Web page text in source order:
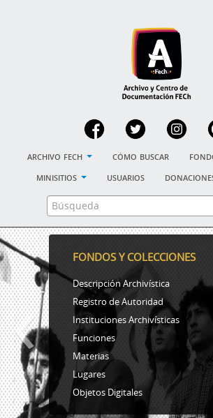
archivo fech cómo buscar
minisitios
usuarios
FONDOS Y COLECCIONES
Descripción Archivística
Registro de Autoridad
Instituciones Archivísticas
Funciones
Materias
Lugares
Objetos Digitales
‹